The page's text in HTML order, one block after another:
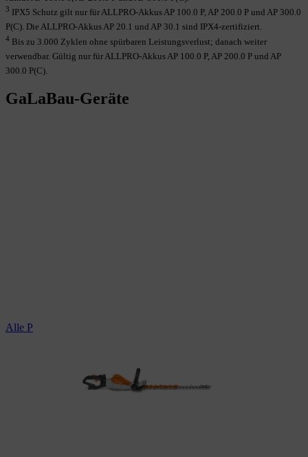
3 IPX5 Schutz gilt nur für ALLPRO-Akkus AP 100.0 P, AP 200.0 P und AP 300.0
P(C). Die ALLPRO-Akkus AP 20.1 und AP 30.1 sind IPX4-zertifiziert.
4 Bis zu 3.000 Zyklen ohne spürbaren Leistungsverlust; danach weiter
verwendbar. Gültig nur für ALLPRO-Akkus AP 100.0 P, AP 200.0 P und AP
300.0 P(C).
GaLaBau-Geräte
Alle Profi-Heckenscheren